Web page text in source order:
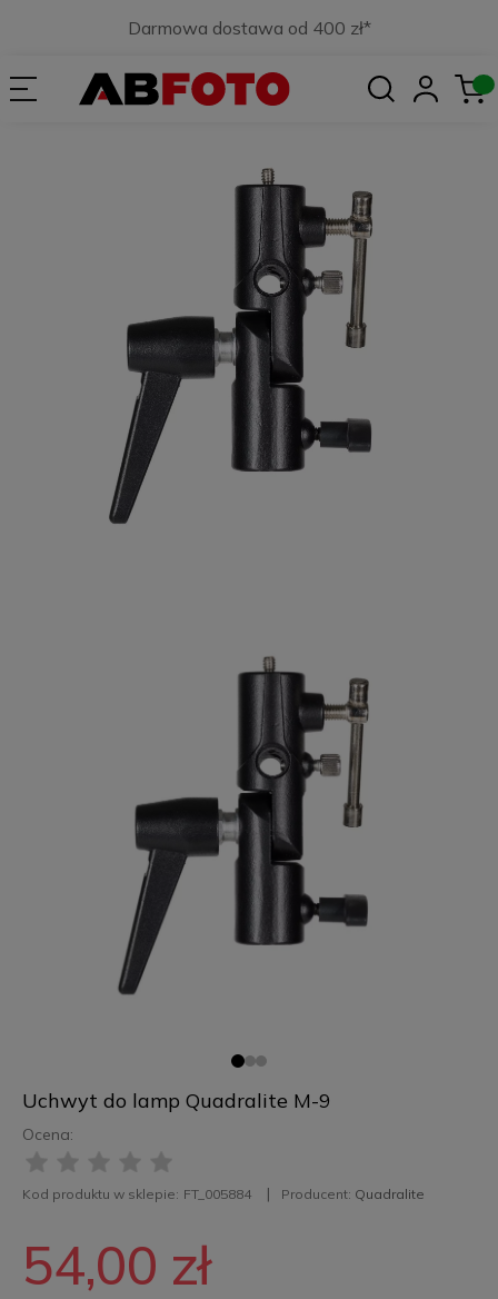
Darmowa dostawa od 400 zł*
Uchwyt do lamp Quadralite M-9
Ocena:
Kod produktu w sklepie: FT_005884 Producent: Quadralite
54,00 zł